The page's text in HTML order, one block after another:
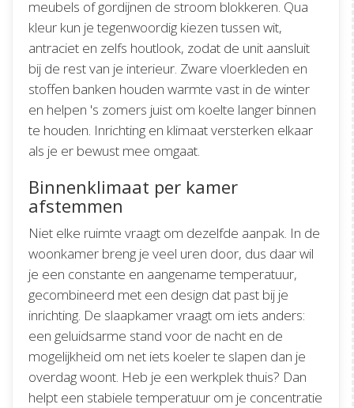
meubels of gordijnen de stroom blokkeren. Qua
kleur kun je tegenwoordig kiezen tussen wit,
antraciet en zelfs houtlook, zodat de unit aansluit
bij de rest van je interieur. Zware vloerkleden en
stoffen banken houden warmte vast in de winter
en helpen 's zomers juist om koelte langer binnen
te houden. Inrichting en klimaat versterken elkaar
als je er bewust mee omgaat.
Binnenklimaat per kamer
afstemmen
Niet elke ruimte vraagt om dezelfde aanpak. In de
woonkamer breng je veel uren door, dus daar wil
je een constante en aangename temperatuur,
gecombineerd met een design dat past bij je
inrichting. De slaapkamer vraagt om iets anders:
een geluidsarme stand voor de nacht en de
mogelijkheid om net iets koeler te slapen dan je
overdag woont. Heb je een werkplek thuis? Dan
helpt een stabiele temperatuur om je concentratie